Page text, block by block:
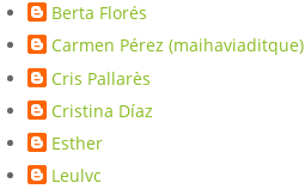
Berta Florés
Carmen Pérez (maihaviaditque)
Cris Pallarès
Cristina Díaz
Esther
Leulvc